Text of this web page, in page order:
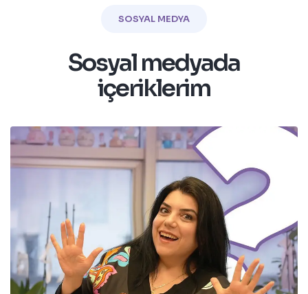
SOSYAL MEDYA
Sosyal medyada
içeriklerim